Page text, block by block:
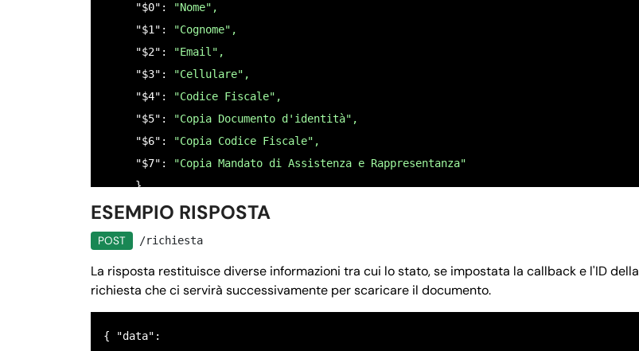
      "tipo": "
"codice_fiscale_persona_fisica",
      "null":
false,
      "ordine":
"2",
      "istruzioni":
"Inserire il codice fiscale del richiedente"
    },
    "$5": {
      "nome":
"COPIA DOCUMENTO D`IDENTITÀ FRONTE RETRO",
      "tipo":
"file",
      "null":
false,
      "ordine":
"5",
      "istruzioni":
    },
    "$6": {
      "nome":
"COPIA CODICE FISCALE FRONTE RETRO",
      "null":
     "$0":
"Nome",
     "$1":
"Cognome",
     "$2":
"Email",
     "$3":
"Cellulare",
     "$4":
"Codice Fiscale",
     "$5":
"Copia Documento d'identità",
     "$6":
"Copia Codice Fiscale",
     "$7":
"Copia Mandato di Assistenza e Rappresentanza"
     }
}
ESEMPIO RISPOSTA
POST /richiesta
La risposta restituisce diverse informazioni tra cui lo stato, se impostata la callback e l'ID della
richiesta che ci servirà successivamente per scaricare il documento.
{ "data":